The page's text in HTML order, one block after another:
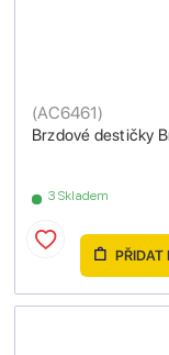
Brzdové destičky
(AC6461)
3 Skladem
PŘIDAT